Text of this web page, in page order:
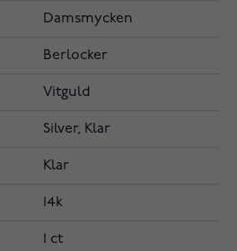
Damsmycken
Berlocker
Vitguld
Silver, Klar
Klar
14k
1 ct